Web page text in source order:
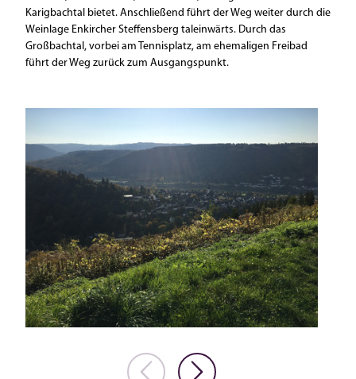
Karigbachtal bietet. Anschließend führt der Weg weiter durch die
Weinlage Enkircher Steffensberg taleinwärts. Durch das
Großbachtal, vorbei am Tennisplatz, am ehemaligen Freibad
führt der Weg zurück zum Ausgangspunkt.